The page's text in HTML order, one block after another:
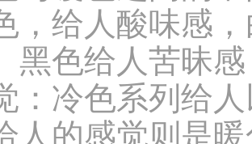
，给人酸味感
黑色给人苦昧
：冷色系列给
人的感觉则是